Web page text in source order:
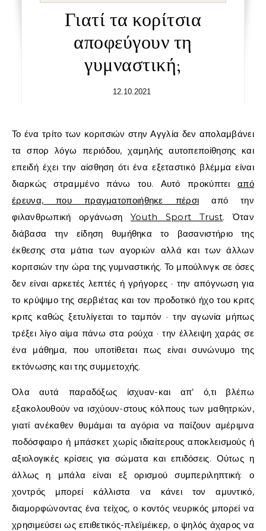
Γιατί τα κορίτσια
αποφεύγουν τη
γυμναστική;
12.10.2021
Το ένα τρίτο των κοριτσιών στην Αγγλία δεν απολαμβάνει
τα σπορ λόγω περιόδου, χαμηλής αυτοπεποίθησης και
επειδή έχει την αίσθηση ότι ένα εξεταστικό βλέμμα είναι
διαρκώς στραμμένο πάνω του. Αυτό προκύπτειαπό
έρευνα, που πραγματοποιήθηκε πέρσι από την
φιλανθρωπική οργάνωση Youth Sport Trust. Όταν
διάβασα την είδηση θυμήθηκα το βασανιστήριο της
έκθεσης στα μάτια των αγοριών αλλά και των άλλων
κοριτσιών την ώρα της γυμναστικής. Το μπούλινγκ σε όσες
δεν είναι αρκετές λεπτές ή γρήγορες · την απόγνωση για
το κρύψιμο της σερβιέτας και τον προδοτικό ήχο του κριτς
κριτς καθώς ξετυλίγεται το ταμπόν · την αγωνία μήπως
τρέξει λίγο αίμα πάνω στα ρούχα · την έλλειψη χαράς σε
ένα μάθημα, που υποτίθεται πως είναι συνώνυμο της
εκτόνωσης και της συμμετοχής.
Όλα αυτά παραδόξως ίσχυαν-και απ’ ό,τι βλέπω
εξακολουθούν να ισχύουν-στους κόλπους των μαθητριών,
γιατί ανέκαθεν θυμάμαι τα αγόρια να παίζουν αμέριμνα
ποδόσφαιρο ή μπάσκετ χωρίς ιδιαίτερους αποκλεισμούς ή
αξιολογικές κρίσεις για σώματα και επιδόσεις. Ούτως η
άλλως η μπάλα είναι εξ ορισμού συμπεριληπτική: ο
χοντρός μπορεί κάλλιστα να κάνει τον αμυντικό,
διαμορφώνοντας ένα τείχος, ο κοντός νευρικός μπορεί να
χρησιμεύσει ως επιθετικός-πλεϊμέικερ, ο ψηλός άχαρος να